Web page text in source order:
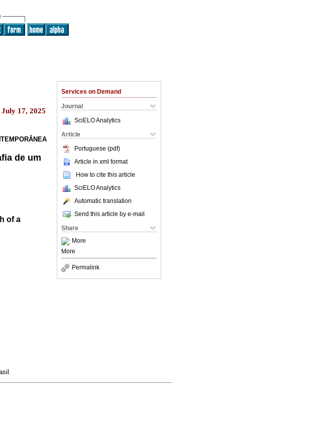
Services on Demand
Journal
SciELO Analytics
Article
Portuguese (pdf)
Article in xml format
How to cite this article
SciELO Analytics
Automatic translation
Send this article by e-mail
Share
More
More
Permalink
17, 2025
de um
of a